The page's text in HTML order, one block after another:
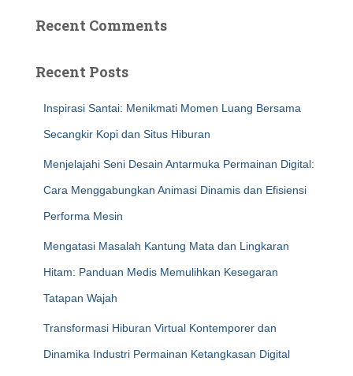
Recent Comments
Recent Posts
Inspirasi Santai: Menikmati Momen Luang Bersama
Secangkir Kopi dan Situs Hiburan
Menjelajahi Seni Desain Antarmuka Permainan Digital:
Cara Menggabungkan Animasi Dinamis dan Efisiensi
Performa Mesin
Mengatasi Masalah Kantung Mata dan Lingkaran
Hitam: Panduan Medis Memulihkan Kesegaran
Tatapan Wajah
Transformasi Hiburan Virtual Kontemporer dan
Dinamika Industri Permainan Ketangkasan Digital